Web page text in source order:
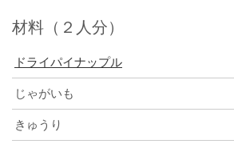
材料（２人分）
ドライパイナップル
じゃがいも
きゅうり